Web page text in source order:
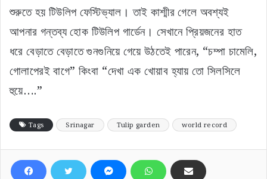
শুরুতে হয় টিউলিপ ফেস্টিভ্যাল। তাই কাশ্মীর গেলে অবশ্যই
আপনার গন্তব্য হোক টিউলিপ গার্ডেন। সেখানে প্রিয়জনের হাত
ধরে বেড়াতে বেড়াতে গুনগুনিয়ে গেয়ে উঠতেই পারেন, “চম্পা চামেলি,
গোলাপেরই বাগে” কিংবা “দেখা এক খোয়াব হ্যায় তো সিলসিলে
হুয়ে….”
Tags Srinagar Tulip garden world record